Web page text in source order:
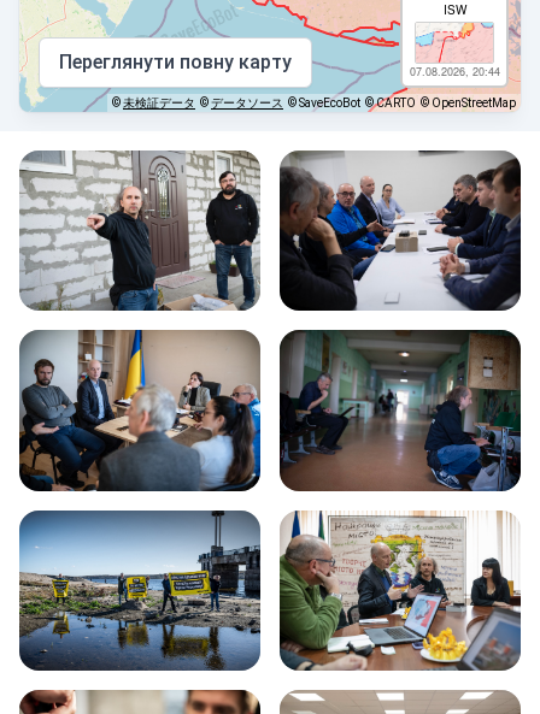
クリミアは
ISW
07.08.2026, 20:44
Переглянути повну карту
©未検証データ ©データソース © SaveEcoBot © CARTO © OpenStreetMap